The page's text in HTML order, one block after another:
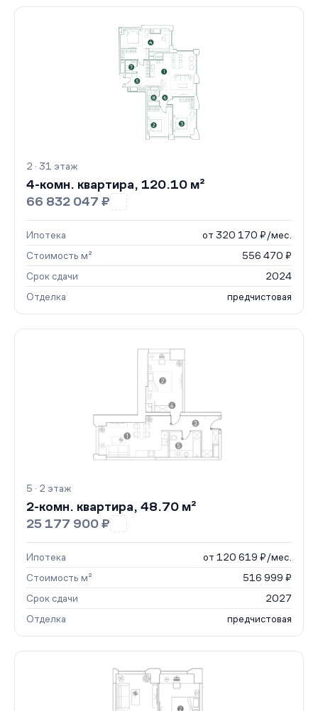
2 · 31 этаж
4-комн. квартира, 120.10 м²
66 832 047 ₽
Ипотека
от 320 170 ₽/мес.
Стоимость м²
556 470 ₽
Срок сдачи
2024
Отделка
предчистовая
5 · 2 этаж
2-комн. квартира, 48.70 м²
25 177 900 ₽
Ипотека
от 120 619 ₽/мес.
Стоимость м²
516 999 ₽
Срок сдачи
2027
Отделка
предчистовая